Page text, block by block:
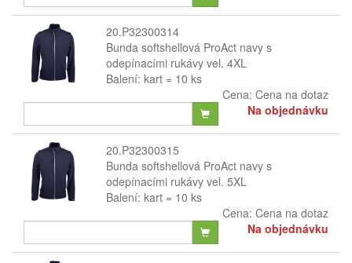
20.P32300314
Bunda softshellová ProAct navy s
odepínacími rukávy vel. 4XL
Balení: kart = 10 ks
Cena: Cena na dotaz
Na objednávku
20.P32300315
Bunda softshellová ProAct navy s
odepínacími rukávy vel. 5XL
Balení: kart = 10 ks
Cena: Cena na dotaz
Na objednávku